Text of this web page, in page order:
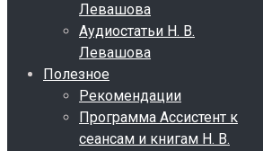
Левашова
Аудиостатьи Н. В.
Левашова
Полезное
Рекомендации
Программа Ассистент к
сеансам и книгам Н. В.